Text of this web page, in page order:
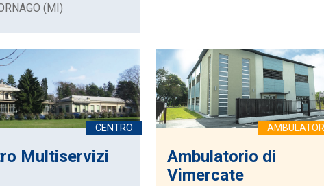
(MI)
Multiservizi
Ambulatorio di
Vimercate